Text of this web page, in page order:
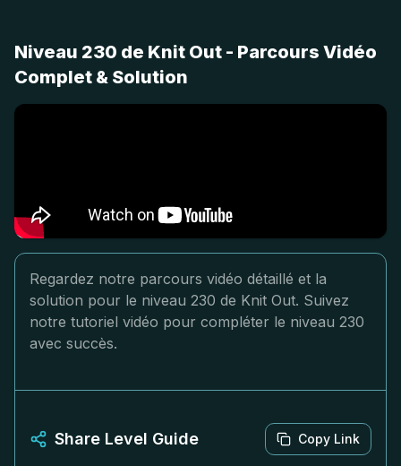
Niveau 230 de Knit Out - Parcours Vidéo
Complet & Solution
Regardez notre parcours vidéo détaillé et la
solution pour le niveau 230 de Knit Out. Suivez
notre tutoriel vidéo pour compléter le niveau 230
avec succès.
Share Level Guide Copy Link